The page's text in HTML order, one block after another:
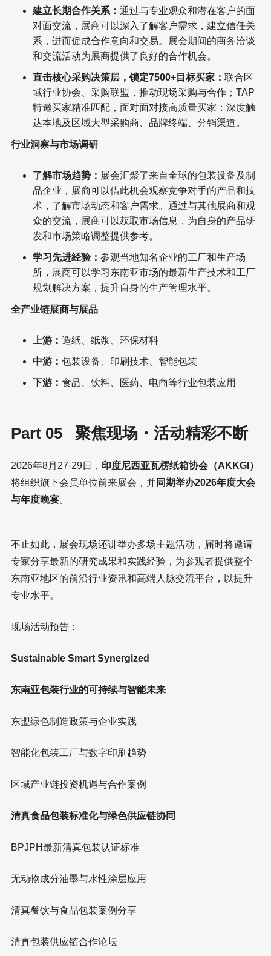
建立长期合作关系： 通过与专业观众和潜在客户的面
对面交流，展商可以深入了解客户需求，建立信任关
系，进而促成合作意向和交易。展会期间的商务洽谈
和交流活动为展商提供了良好的合作机会。
直击核心采购决策层，锁定7500+目标买家： 联合区
域行业协会、采购联盟，推动现场采购与合作；TAP
特邀买家精准匹配，面对面对接高质量买家；深度触
达本地及区域大型采购商、品牌终端、分销渠道。
行业洞察与市场调研
了解市场趋势： 展会汇聚了来自全球的包装设备及制
品企业，展商可以借此机会观察竞争对手的产品和技
术，了解市场动态和客户需求。通过与其他展商和观
众的交流，展商可以获取市场信息，为自身的产品研
发和市场策略调整提供参考。
学习先进经验： 参观当地知名企业的工厂和生产场
所，展商可以学习东南亚市场的最新生产技术和工厂
规划解决方案，提升自身的生产管理水平。
全产业链展商与展品
上游： 造纸、纸浆、环保材料
中游： 包装设备、印刷技术、智能包装
下游： 食品、饮料、医药、电商等行业包装应用
Part 05 聚焦现场・活动精彩不断
2026年8月27-29日， 印度尼西亚瓦楞纸箱协会（AKKGI）
将组织旗下会员单位前来展会，并同期举办2026年度大会
与年度晚宴。
不止如此，展会现场还讲举办多场主题活动，届时将邀请
专家分享最新的研究成果和实践经验，为参观者提供整个
东南亚地区的前沿行业资讯和高端人脉交流平台，以提升
专业水平。
现场活动预告：
Sustainable Smart Synergized
东南亚包装行业的可持续与智能未来
东盟绿色制造政策与企业实践
智能化包装工厂与数字印刷趋势
区域产业链投资机遇与合作案例
清真食品包装标准化与绿色供应链协同
BPJPH最新清真包装认证标准
无动物成分油墨与水性涂层应用
清真餐饮与食品包装案例分享
清真包装供应链合作论坛